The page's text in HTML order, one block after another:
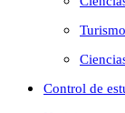
Turismo
Control de